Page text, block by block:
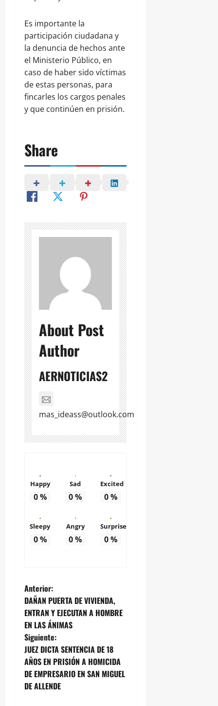
Es importante la
participación ciudadana y
la denuncia de hechos ante
el Ministerio Público, en
caso de haber sido víctimas
de estas personas, para
fincarles los cargos penales
y que continúen en prisión.
Share
About Post
Author
AERNOTICIAS2
mas_ideass@outlook.com
Happy
0%
Sad
0%
Excited
0%
Sleepy
0%
Angry
0%
Surprise
0%
N
a
v
e
g
a
Anterior:
DAÑAN PUERTA DE VIVIENDA,
ENTRAN Y EJECUTAN A HOMBRE
EN LAS ÁNIMAS
Siguiente:
JUEZ DICTA SENTENCIA DE 18
AÑOS EN PRISIÓN A HOMICIDA
DE EMPRESARIO EN SAN MIGUEL
DE ALLENDE